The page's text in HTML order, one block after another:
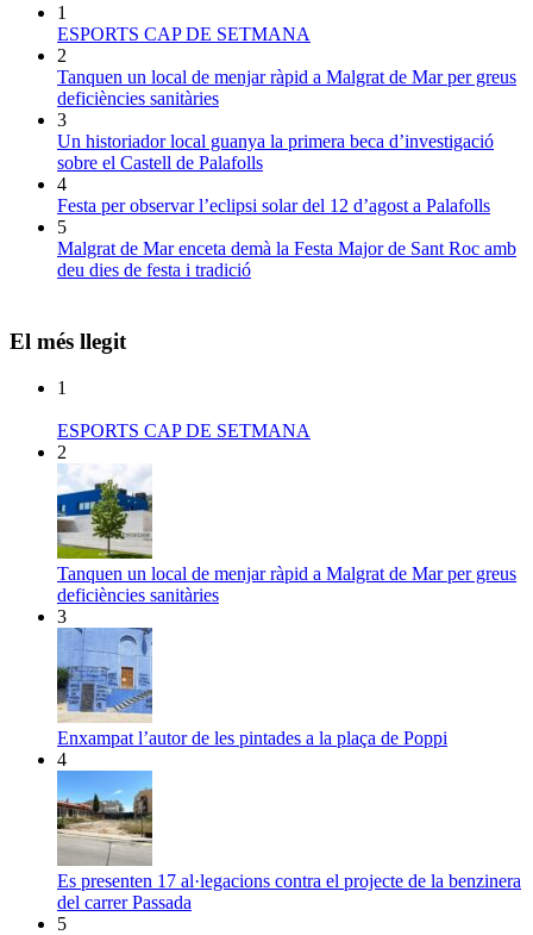
1
ESPORTS CAP DE SETMANA
2
Tanquen un local de menjar ràpid a Malgrat de Mar per greus
deficiències sanitàries
3
Un historiador local guanya la primera beca d’investigació
sobre el Castell de Palafolls
4
Festa per observar l’eclipsi solar del 12 d’agost a Palafolls
5
Malgrat de Mar enceta demà la Festa Major de Sant Roc amb
deu dies de festa i tradició
El més llegit
1
ESPORTS CAP DE SETMANA
2
Tanquen un local de menjar ràpid a Malgrat de Mar per greus
deficiències sanitàries
3
Enxampat l’autor de les pintades a la plaça de Poppi
4
Es presenten 17 al·legacions contra el projecte de la benzinera
del carrer Passada
5